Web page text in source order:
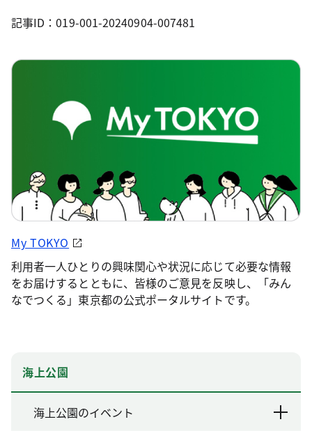
記事ID：019-001-20240904-007481
My TOKYO
利用者一人ひとりの興味関心や状況に応じて必要な情報
をお届けするとともに、皆様のご意見を反映し、「みん
なでつくる」東京都の公式ポータルサイトです。
海上公園
海上公園のイベント